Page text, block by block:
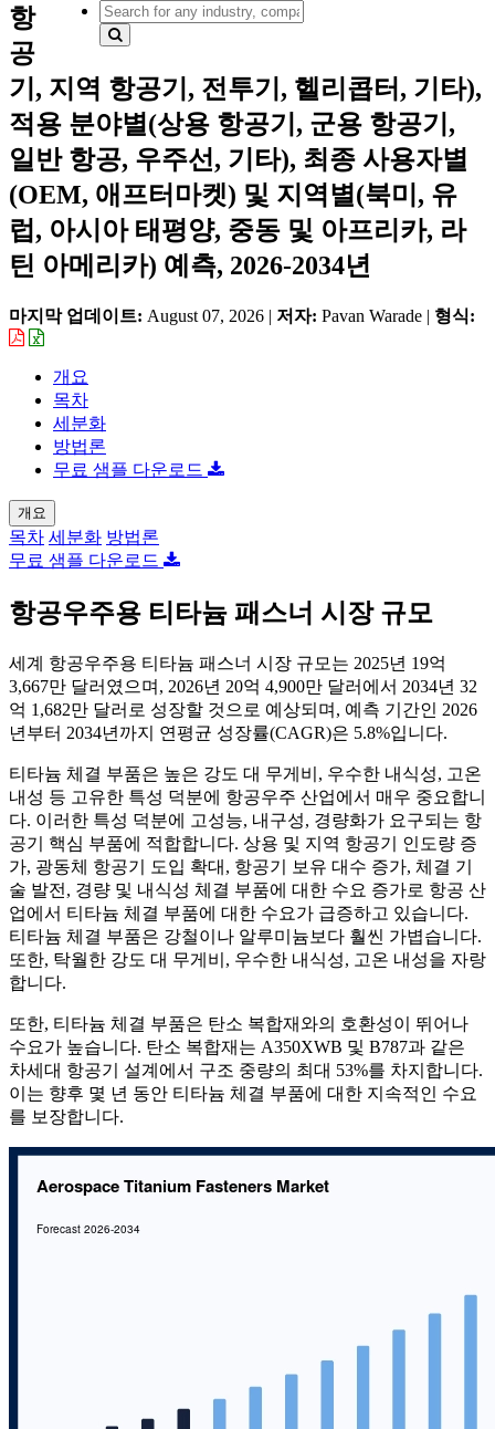
항
공
기, 지역 항공기, 전투기, 헬리콥터, 기타),
적용 분야별(상용 항공기, 군용 항공기,
일반 항공, 우주선, 기타), 최종 사용자별
(OEM, 애프터마켓) 및 지역별(북미, 유
럽, 아시아 태평양, 중동 및 아프리카, 라
틴 아메리카) 예측, 2026-2034년
마지막 업데이트: August 07, 2026 | 저자: Pavan Warade | 형식:
개요
목차
세분화
방법론
무료 샘플 다운로드
개요
목차 세분화 방법론
무료 샘플 다운로드
항공우주용 티타늄 패스너 시장 규모
세계 항공우주용 티타늄 패스너 시장 규모는 2025년 19억
3,667만 달러였으며, 2026년 20억 4,900만 달러에서 2034년 32
억 1,682만 달러로 성장할 것으로 예상되며, 예측 기간인 2026
년부터 2034년까지 연평균 성장률(CAGR)은 5.8%입니다.
티타늄 체결 부품은 높은 강도 대 무게비, 우수한 내식성, 고온
내성 등 고유한 특성 덕분에 항공우주 산업에서 매우 중요합니
다. 이러한 특성 덕분에 고성능, 내구성, 경량화가 요구되는 항
공기 핵심 부품에 적합합니다. 상용 및 지역 항공기 인도량 증
가, 광동체 항공기 도입 확대, 항공기 보유 대수 증가, 체결 기
술 발전, 경량 및 내식성 체결 부품에 대한 수요 증가로 항공 산
업에서 티타늄 체결 부품에 대한 수요가 급증하고 있습니다.
티타늄 체결 부품은 강철이나 알루미늄보다 훨씬 가볍습니다.
또한, 탁월한 강도 대 무게비, 우수한 내식성, 고온 내성을 자랑
합니다.
또한, 티타늄 체결 부품은 탄소 복합재와의 호환성이 뛰어나
수요가 높습니다. 탄소 복합재는 A350XWB 및 B787과 같은
차세대 항공기 설계에서 구조 중량의 최대 53%를 차지합니다.
이는 향후 몇 년 동안 티타늄 체결 부품에 대한 지속적인 수요
를 보장합니다.